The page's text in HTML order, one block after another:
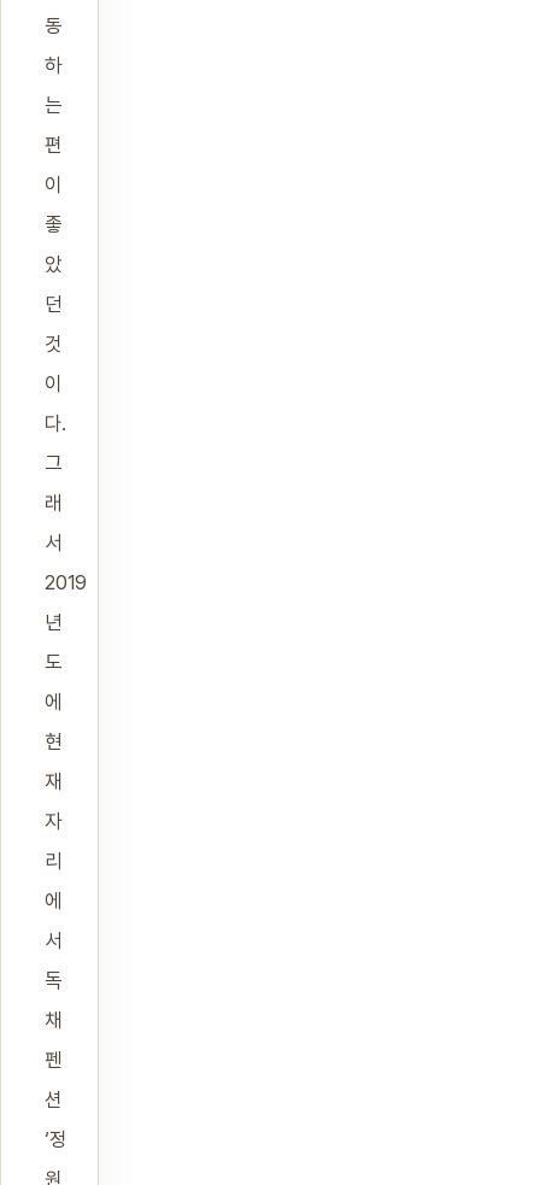
동
하
는
편
이
좋
았
던
것
이
다.
그
래
서
2019
년
도
에
현
재
자
리
에
서
독
채
펜
션
‘정
원